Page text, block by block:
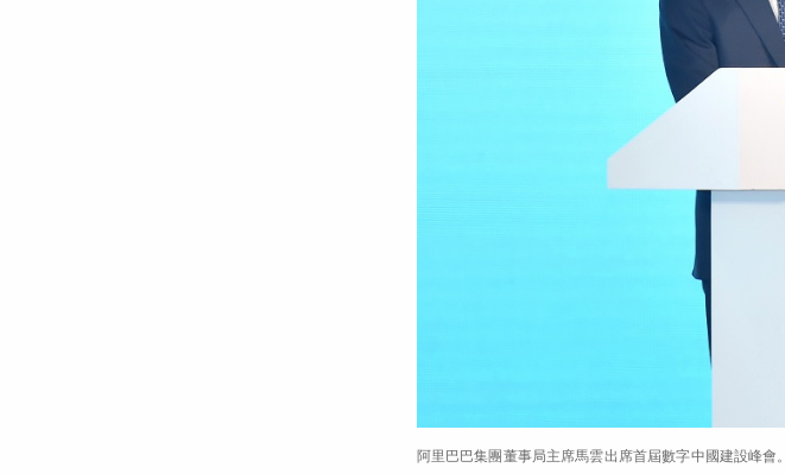
阿里巴巴集團董事局主席馬雲出席首屆數字中國建設峰會。